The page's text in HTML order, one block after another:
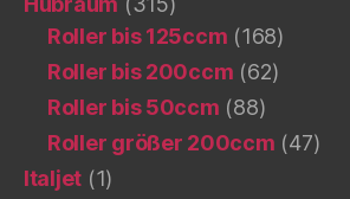
Roller bis 125ccm (168)
Roller bis 200ccm (62)
Roller bis 50ccm (88)
Roller größer 200ccm (47)
Italjet (1)